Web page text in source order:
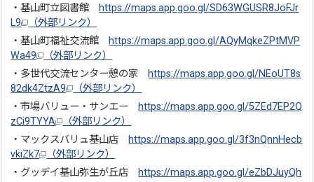
・基山町立図書館 https://maps.app.goo.gl/SD63WGUSR8JoFJr
L9
（外部リンク）
・基山町福祉交流館 https://maps.app.goo.gl/AQyMqkeZPtMVP
Wa49
（外部リンク）
・多世代交流センター憩の家 https://maps.app.goo.gl/NEoUT8s
82dk4ZtzA9
（外部リンク）
・市場バリュー・サンエー https://maps.app.goo.gl/5ZEd7EP2Q
zCi9TYYA
（外部リンク）
・マックスバリュ基山店 https://maps.app.goo.gl/3f3nQnnHecb
vkiZk7
（外部リンク）
・グッデイ基山弥生が丘店 https://maps.app.goo.gl/eZbDJuyQh